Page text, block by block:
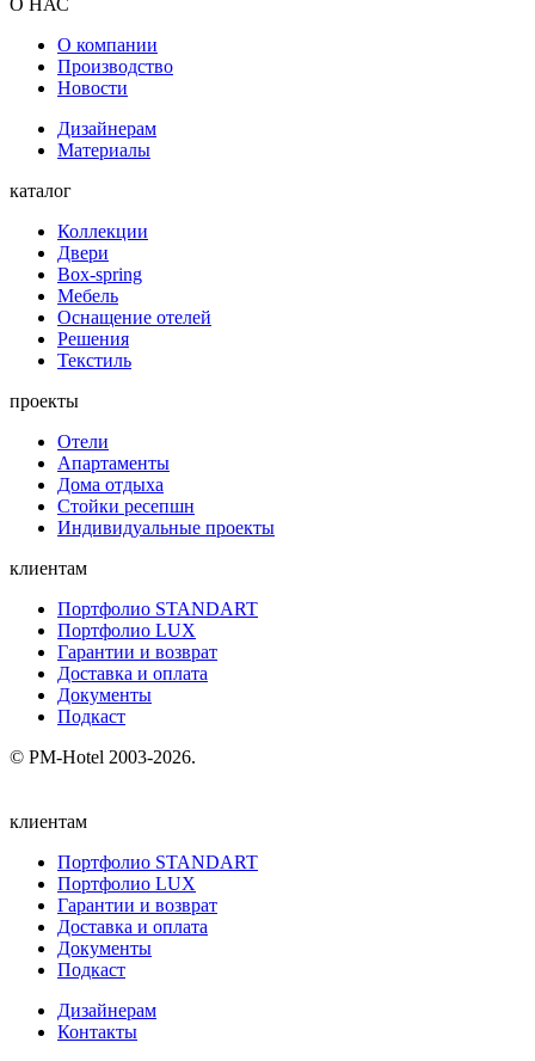
О НАС
О компании
Производство
Новости
Дизайнерам
Материалы
каталог
Коллекции
Двери
Box-spring
Мебель
Оснащение отелей
Решения
Текстиль
проекты
Отели
Апартаменты
Дома отдыха
Стойки ресепшн
Индивидуальные проекты
клиентам
Портфолио STANDART
Портфолио LUX
Гарантии и возврат
Доставка и оплата
Документы
Подкаст
© PM-Hotel 2003-2026.
клиентам
Портфолио STANDART
Портфолио LUX
Гарантии и возврат
Доставка и оплата
Документы
Подкаст
Дизайнерам
Контакты